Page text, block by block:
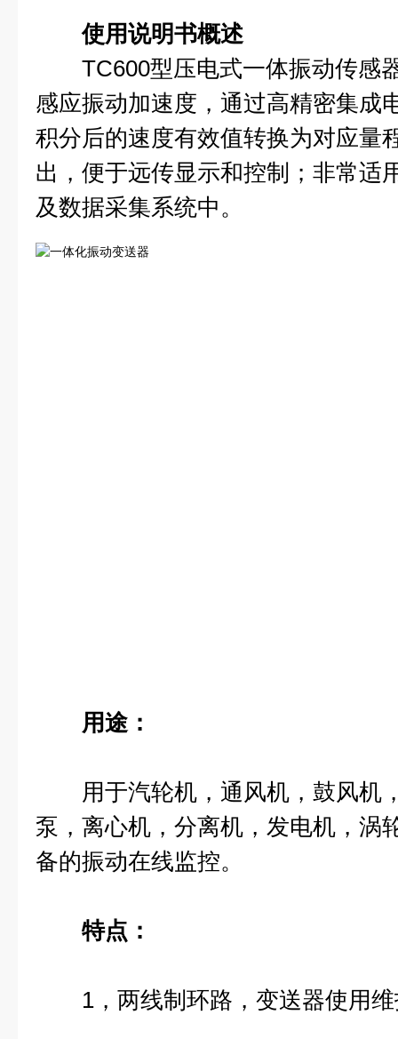
使用说明书概述
TC600型压电式一体振动传感
感应振动加速度，通过高精密集成
积分后的速度有效值转换为对应量
出，便于远传显示和控制；非常适
及数据采集系统中。
用途：
用于汽轮机，通风机，鼓风机
泵，离心机，分离机，发电机，涡
备的振动在线监控。
特点：
1，两线制环路，变送器使用维